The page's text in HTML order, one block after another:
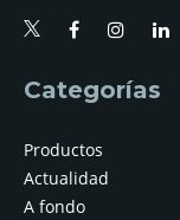
Categorías
Productos
Actualidad
A fondo